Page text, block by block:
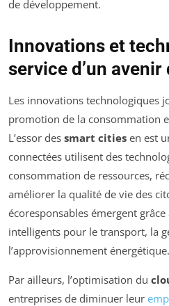
de développement.
Innovations et
service d’un
Les innovations technologiques
promotion de la consommation
L’essor des smart cities en est
connectées utilisent des
consommation de ressources,
améliorer la qualité de vie des
écoresponsables émergent
intelligents pour le transport, la
l’approvisionnement énergétique.
Par ailleurs, l’optimisation du
entreprises de diminuer leur